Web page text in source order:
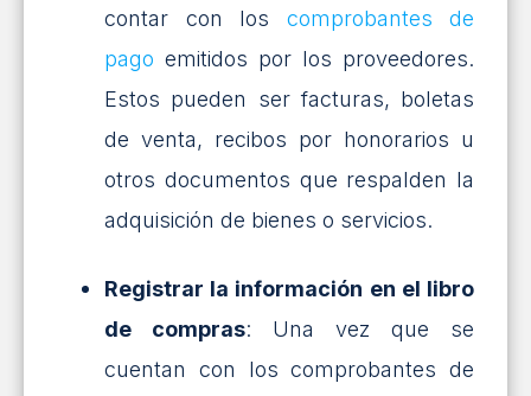
contar con los comprobantes de
pago emitidos por los proveedores.
Estos pueden ser facturas, boletas
de venta, recibos por honorarios u
otros documentos que respalden la
adquisición de bienes o servicios.
Registrar la información en el libro
de compras: Una vez que se
cuentan con los comprobantes de